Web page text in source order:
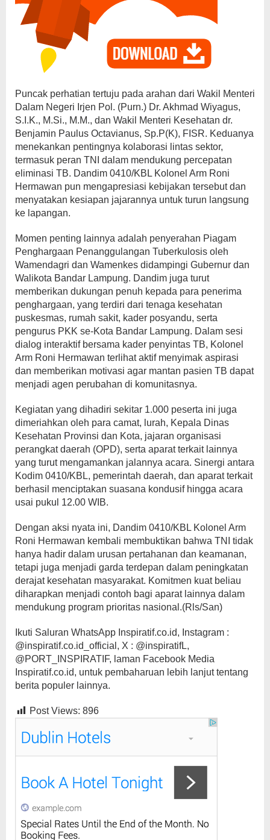
Puncak perhatian tertuju pada arahan dari Wakil Menteri
Dalam Negeri Irjen Pol. (Purn.) Dr. Akhmad Wiyagus,
S.I.K., M.Si., M.M., dan Wakil Menteri Kesehatan dr.
Benjamin Paulus Octavianus, Sp.P(K), FISR. Keduanya
menekankan pentingnya kolaborasi lintas sektor,
termasuk peran TNI dalam mendukung percepatan
eliminasi TB. Dandim 0410/KBL Kolonel Arm Roni
Hermawan pun mengapresiasi kebijakan tersebut dan
menyatakan kesiapan jajarannya untuk turun langsung
ke lapangan.
Momen penting lainnya adalah penyerahan Piagam
Penghargaan Penanggulangan Tuberkulosis oleh
Wamendagri dan Wamenkes didampingi Gubernur dan
Walikota Bandar Lampung. Dandim juga turut
memberikan dukungan penuh kepada para penerima
penghargaan, yang terdiri dari tenaga kesehatan
puskesmas, rumah sakit, kader posyandu, serta
pengurus PKK se-Kota Bandar Lampung. Dalam sesi
dialog interaktif bersama kader penyintas TB, Kolonel
Arm Roni Hermawan terlihat aktif menyimak aspirasi
dan memberikan motivasi agar mantan pasien TB dapat
menjadi agen perubahan di komunitasnya.
Kegiatan yang dihadiri sekitar 1.000 peserta ini juga
dimeriahkan oleh para camat, lurah, Kepala Dinas
Kesehatan Provinsi dan Kota, jajaran organisasi
perangkat daerah (OPD), serta aparat terkait lainnya
yang turut mengamankan jalannya acara. Sinergi antara
Kodim 0410/KBL, pemerintah daerah, dan aparat terkait
berhasil menciptakan suasana kondusif hingga acara
usai pukul 12.00 WIB.
Dengan aksi nyata ini, Dandim 0410/KBL Kolonel Arm
Roni Hermawan kembali membuktikan bahwa TNI tidak
hanya hadir dalam urusan pertahanan dan keamanan,
tetapi juga menjadi garda terdepan dalam peningkatan
derajat kesehatan masyarakat. Komitmen kuat beliau
diharapkan menjadi contoh bagi aparat lainnya dalam
mendukung program prioritas nasional.(Rls/San)
Ikuti Saluran WhatsApp Inspiratif.co.id, Instagram :
@inspiratif.co.id_official, X : @inspiratifL,
@PORT_INSPIRATIF, laman Facebook Media
Inspiratif.co.id, untuk pembaharuan lebih lanjut tentang
berita populer lainnya.
Post Views: 896